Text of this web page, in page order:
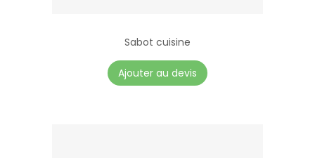
Sabot cuisine
Ajouter au devis